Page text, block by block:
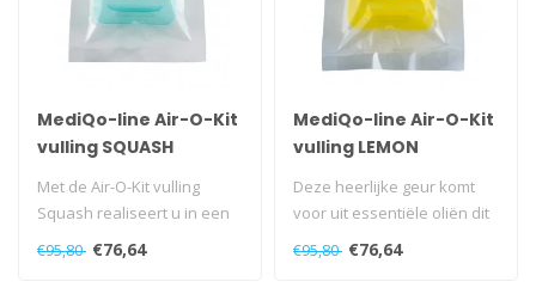
MediQo-line Air-O-Kit
vulling SQUASH
Met de Air-O-Kit vulling
Squash realiseert u in een
handomdraai een frisse en
€95,80 €76,64
MediQo-line Air-O-Kit
vulling LEMON
Deze heerlijke geur komt
voor uit essentiële oliën dit
prettig zijn voor de me..
€95,80 €76,64